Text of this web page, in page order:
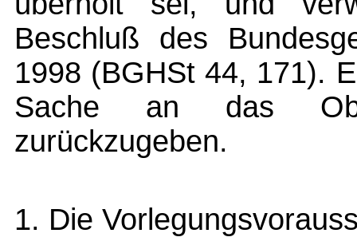
Beschluß des
1998 (BGHSt 44, 171).
Sache an das
zurückzugeben.
1. Die